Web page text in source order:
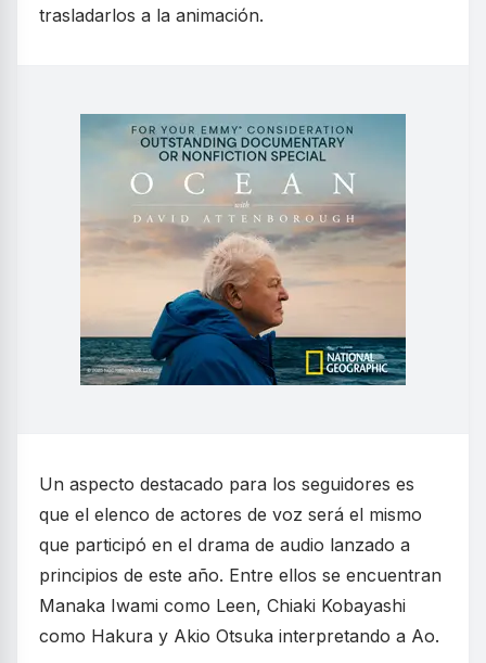
trasladarlos a la animación.
Un aspecto destacado para los seguidores es
que el elenco de actores de voz será el mismo
que participó en el drama de audio lanzado a
principios de este año. Entre ellos se encuentran
Manaka Iwami como Leen, Chiaki Kobayashi
como Hakura y Akio Otsuka interpretando a Ao.